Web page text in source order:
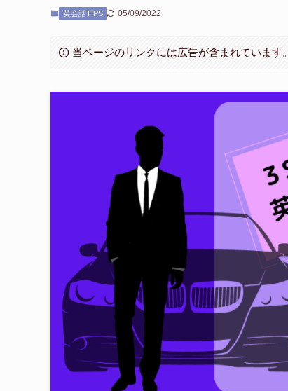
英会話TIPS 05/09/2022
当ページのリンクには広告が含まれています。